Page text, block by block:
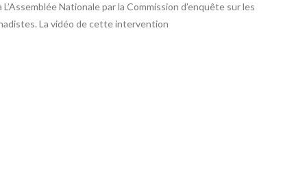
Nationale par la Commission d’enquête sur les
La vidéo de cette intervention